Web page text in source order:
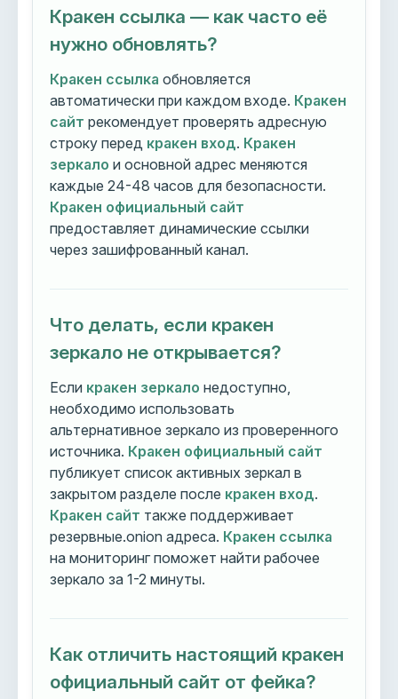
Кракен ссылка — как часто её
нужно обновлять?
Кракен ссылка обновляется
автоматически при каждом входе. Кракен
сайт рекомендует проверять адресную
строку перед кракен вход. Кракен
зеркало и основной адрес меняются
каждые 24-48 часов для безопасности.
Кракен официальный сайт
предоставляет динамические ссылки
через зашифрованный канал.
Что делать, если кракен
зеркало не открывается?
Если кракен зеркало недоступно,
необходимо использовать
альтернативное зеркало из проверенного
источника. Кракен официальный сайт
публикует список активных зеркал в
закрытом разделе после кракен вход.
Кракен сайт также поддерживает
резервные.onion адреса. Кракен ссылка
на мониторинг поможет найти рабочее
зеркало за 1-2 минуты.
Как отличить настоящий кракен
официальный сайт от фейка?